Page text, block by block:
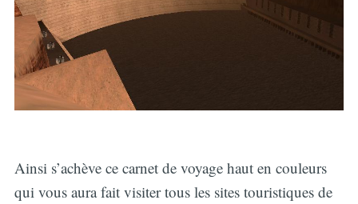
Ainsi s’achève ce carnet de voyage haut en couleurs
qui vous aura fait visiter tous les sites touristiques de